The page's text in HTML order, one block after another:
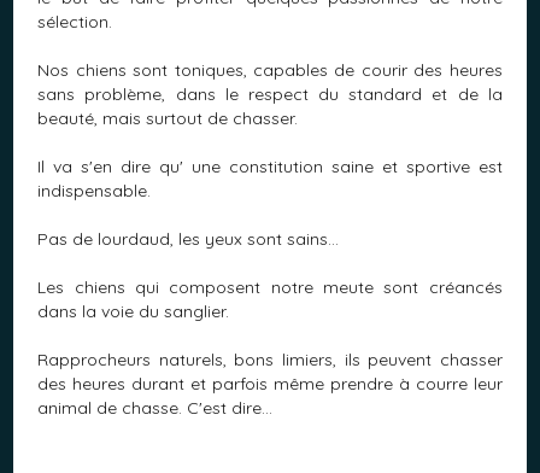
sélection.
Nos chiens sont toniques, capables de courir des heures
sans problème, dans le respect du standard et de la
beauté, mais surtout de chasser.
Il va s'en dire qu' une constitution saine et sportive est
indispensable.
Pas de lourdaud, les yeux sont sains...
Les chiens qui composent notre meute sont créancés
dans la voie du sanglier.
Rapprocheurs naturels, bons limiers, ils peuvent chasser
des heures durant et parfois même prendre à courre leur
animal de chasse. C'est dire...